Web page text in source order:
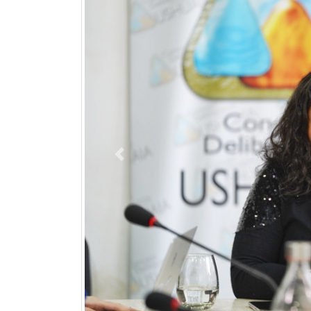
Previous